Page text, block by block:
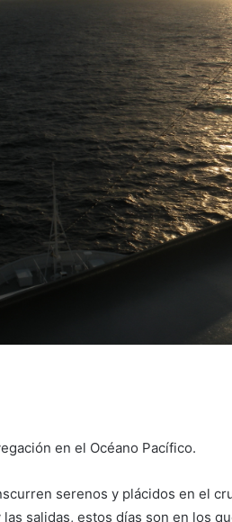
en el Océano Pacífico.
serenos y plácidos en el
salidas, estos días son en los